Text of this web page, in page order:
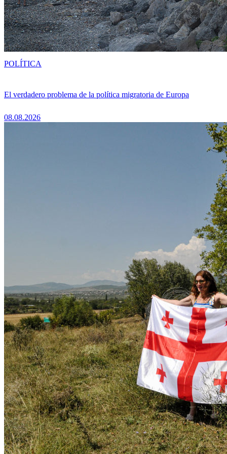
El verdadero problema de la política migratoria de Europa
08.08.2026
POLÍTICA